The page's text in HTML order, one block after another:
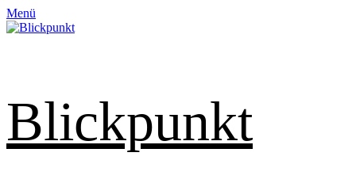
Zum
Inhalt
Menü
Blickpunkt